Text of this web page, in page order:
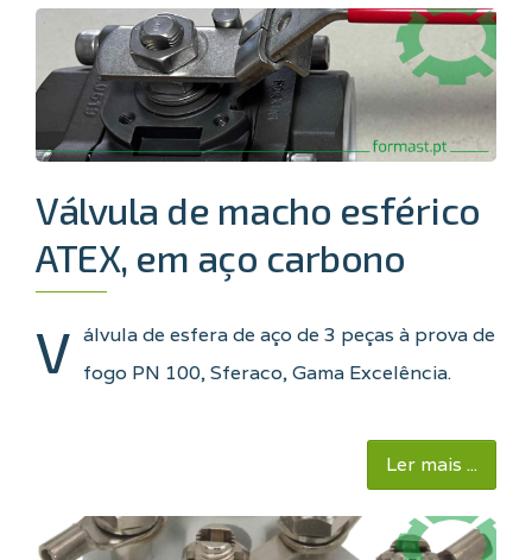
Válvula de macho esférico
ATEX, em aço carbono
V álvula de esfera de aço de 3 peças à prova de
fogo PN 100, Sferaco, Gama Excelência.
Ler mais ...